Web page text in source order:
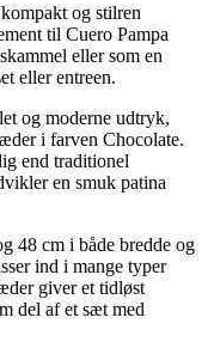
og stilren
til Cuero Pampa
eller som en
eller entreen.
og moderne udtryk,
i farven Chocolate.
end traditionel
en smuk patina
48 cm i både bredde og
ind i mange typer
giver et tidløst
del af et sæt med